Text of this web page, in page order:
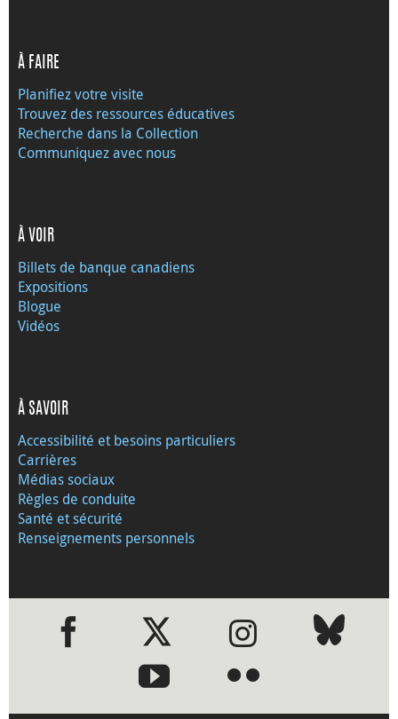
À FAIRE
Planifiez votre visite
Trouvez des ressources éducatives
Recherche dans la Collection
Communiquez avec nous
À VOIR
Billets de banque canadiens
Expositions
Blogue
Vidéos
À SAVOIR
Accessibilité et besoins particuliers
Carrières
Médias sociaux
Règles de conduite
Santé et sécurité
Renseignements personnels
●●